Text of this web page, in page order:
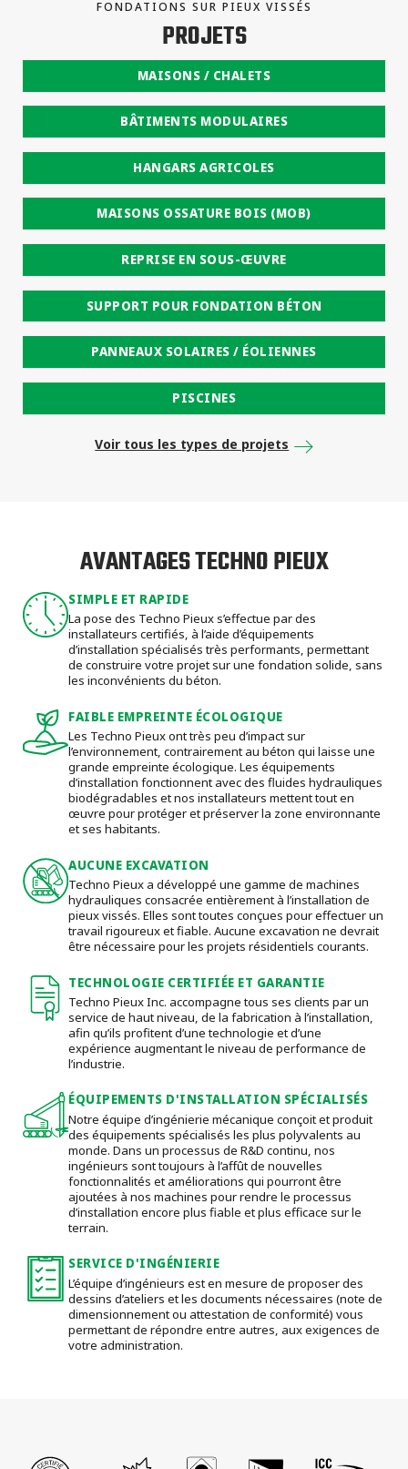
FONDATIONS SUR PIEUX VISSÉS
PROJETS
MAISONS / CHALETS
BÂTIMENTS MODULAIRES
HANGARS AGRICOLES
MAISONS OSSATURE BOIS (MOB)
REPRISE EN SOUS-ŒUVRE
SUPPORT POUR FONDATION BÉTON
PANNEAUX SOLAIRES / ÉOLIENNES
PISCINES
Voir tous les types de projets
AVANTAGES TECHNO PIEUX
SIMPLE ET RAPIDE
La pose des Techno Pieux s’effectue par des
installateurs certifiés, à l’aide d’équipements
d’installation spécialisés très performants, permettant
de construire votre projet sur une fondation solide, sans
les inconvénients du béton.
FAIBLE EMPREINTE ÉCOLOGIQUE
Les Techno Pieux ont très peu d’impact sur
l’environnement, contrairement au béton qui laisse une
grande empreinte écologique. Les équipements
d’installation fonctionnent avec des fluides hydrauliques
biodégradables et nos installateurs mettent tout en
œuvre pour protéger et préserver la zone environnante
et ses habitants.
AUCUNE EXCAVATION
Techno Pieux a développé une gamme de machines
hydrauliques consacrée entièrement à l’installation de
pieux vissés. Elles sont toutes conçues pour effectuer un
travail rigoureux et fiable. Aucune excavation ne devrait
être nécessaire pour les projets résidentiels courants.
TECHNOLOGIE CERTIFIÉE ET GARANTIE
Techno Pieux Inc. accompagne tous ses clients par un
service de haut niveau, de la fabrication à l’installation,
afin qu’ils profitent d’une technologie et d’une
expérience augmentant le niveau de performance de
l’industrie.
ÉQUIPEMENTS D'INSTALLATION SPÉCIALISÉS
Notre équipe d’ingénierie mécanique conçoit et produit
des équipements spécialisés les plus polyvalents au
monde. Dans un processus de R&D continu, nos
ingénieurs sont toujours à l’affût de nouvelles
fonctionnalités et améliorations qui pourront être
ajoutées à nos machines pour rendre le processus
d’installation encore plus fiable et plus efficace sur le
terrain.
SERVICE D'INGÉNIERIE
L’équipe d’ingénieurs est en mesure de proposer des
dessins d’ateliers et les documents nécessaires (note de
dimensionnement ou attestation de conformité) vous
permettant de répondre entre autres, aux exigences de
votre administration.